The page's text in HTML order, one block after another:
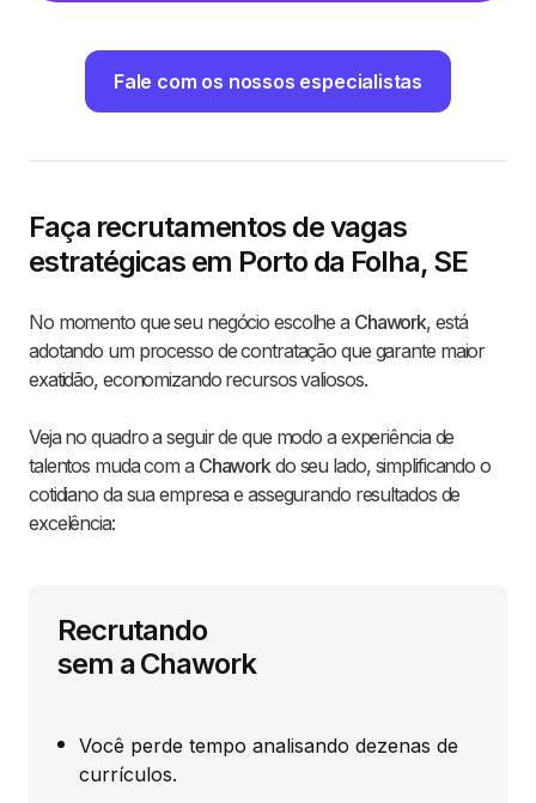
Fale com os nossos especialistas
Faça recrutamentos de vagas
estratégicas em Porto da Folha, SE
No momento que seu negócio escolhe a Chawork, está
adotando um processo de contratação que garante maior
exatidão, economizando recursos valiosos.
Veja no quadro a seguir de que modo a experiência de
talentos muda com a Chaworkdo seu lado, simplificando o
cotidiano da sua empresa e assegurando resultados de
excelência:
Recrutando
sem a Chawork
Você perde tempo analisando dezenas de
currículos.